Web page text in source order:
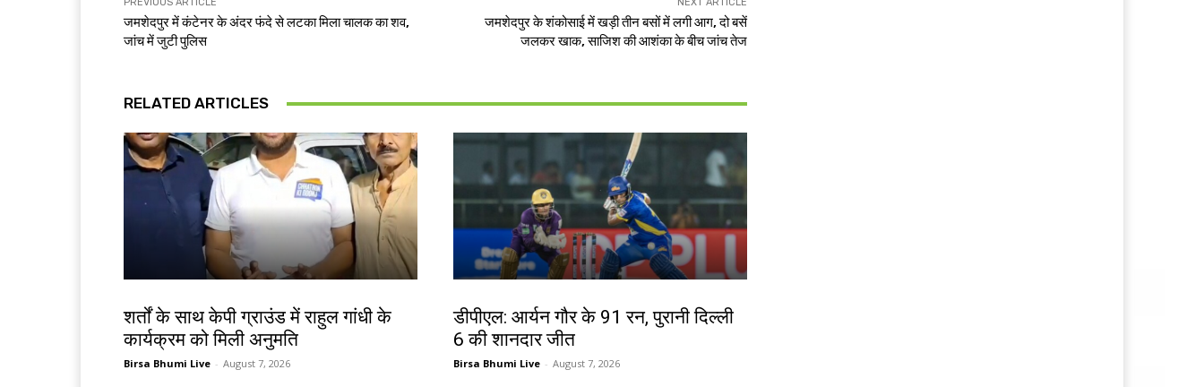
PREVIOUS ARTICLE
जमशेदपुर में कंटेनर के अंदर फंदे से लटका मिला चालक का शव,
जांच में जुटी पुलिस
NEXT ARTICLE
जमशेदपुर के शंकोसाई में खड़ी तीन बसों में लगी आग, दो बसें
जलकर खाक, साजिश की आशंका के बीच जांच तेज
RELATED ARTICLES
शर्तों के साथ केपी ग्राउंड में राहुल गांधी के
कार्यक्रम को मिली अनुमति
Birsa Bhumi Live - August 7, 2026
डीपीएल: आर्यन गौर के 91 रन, पुरानी दिल्ली
6 की शानदार जीत
Birsa Bhumi Live - August 7, 2026